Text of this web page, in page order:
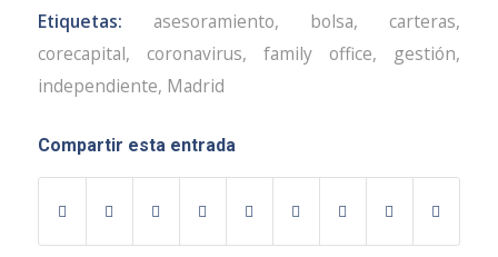
Etiquetas: asesoramiento, bolsa, carteras,
corecapital, coronavirus, family office, gestión,
independiente, Madrid
Compartir esta entrada